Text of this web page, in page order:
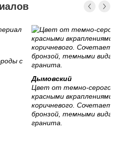
с
Дымовский
Цвет от темно-серого с
красными вкраплениями, до
коричневого. Сочетается с
бронзой, темными видами
гранита.